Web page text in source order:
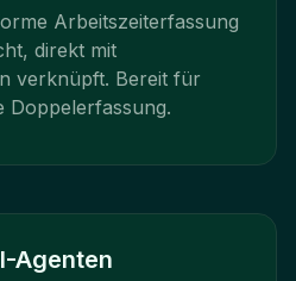
Arbeitszeiterfassung
direkt mit
verknüpft. Bereit für
Agenten